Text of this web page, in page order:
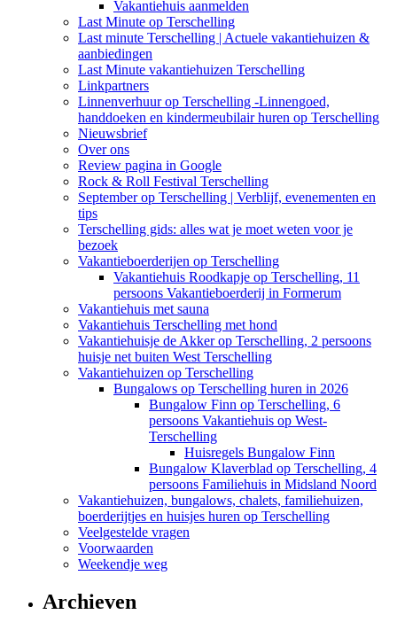
Vakantiehuis aanmelden
Last Minute op Terschelling
Last minute Terschelling | Actuele vakantiehuizen &
aanbiedingen
Last Minute vakantiehuizen Terschelling
Linkpartners
Linnenverhuur op Terschelling -Linnengoed,
handdoeken en kindermeubilair huren op Terschelling
Nieuwsbrief
Over ons
Review pagina in Google
Rock & Roll Festival Terschelling
September op Terschelling | Verblijf, evenementen en
tips
Terschelling gids: alles wat je moet weten voor je
bezoek
Vakantieboerderijen op Terschelling
Vakantiehuis Roodkapje op Terschelling, 11
persoons Vakantieboerderij in Formerum
Vakantiehuis met sauna
Vakantiehuis Terschelling met hond
Vakantiehuisje de Akker op Terschelling, 2 persoons
huisje net buiten West Terschelling
Vakantiehuizen op Terschelling
Bungalows op Terschelling huren in 2026
Bungalow Finn op Terschelling, 6
persoons Vakantiehuis op West-
Terschelling
Huisregels Bungalow Finn
Bungalow Klaverblad op Terschelling, 4
persoons Familiehuis in Midsland Noord
Vakantiehuizen, bungalows, chalets, familiehuizen,
boerderijtjes en huisjes huren op Terschelling
Veelgestelde vragen
Voorwaarden
Weekendje weg
Archieven